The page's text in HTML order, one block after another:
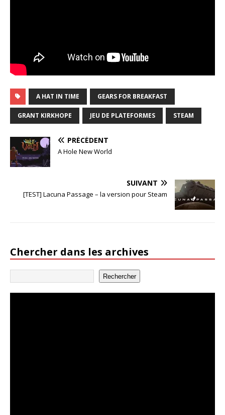
A HAT IN TIME GEARS FOR BREAKFAST
GRANT KIRKHOPE JEU DE PLATEFORMES STEAM
PRÉCÉDENT
A Hole New World
SUIVANT
[TEST] Lacuna Passage – la version pour Steam
Chercher dans les archives
Rechercher